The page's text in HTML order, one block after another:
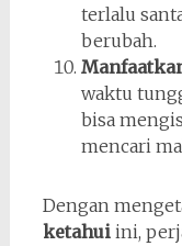
terlalu
berubah.
waktu
bisa
mencari
Dengan
ketahuiini,